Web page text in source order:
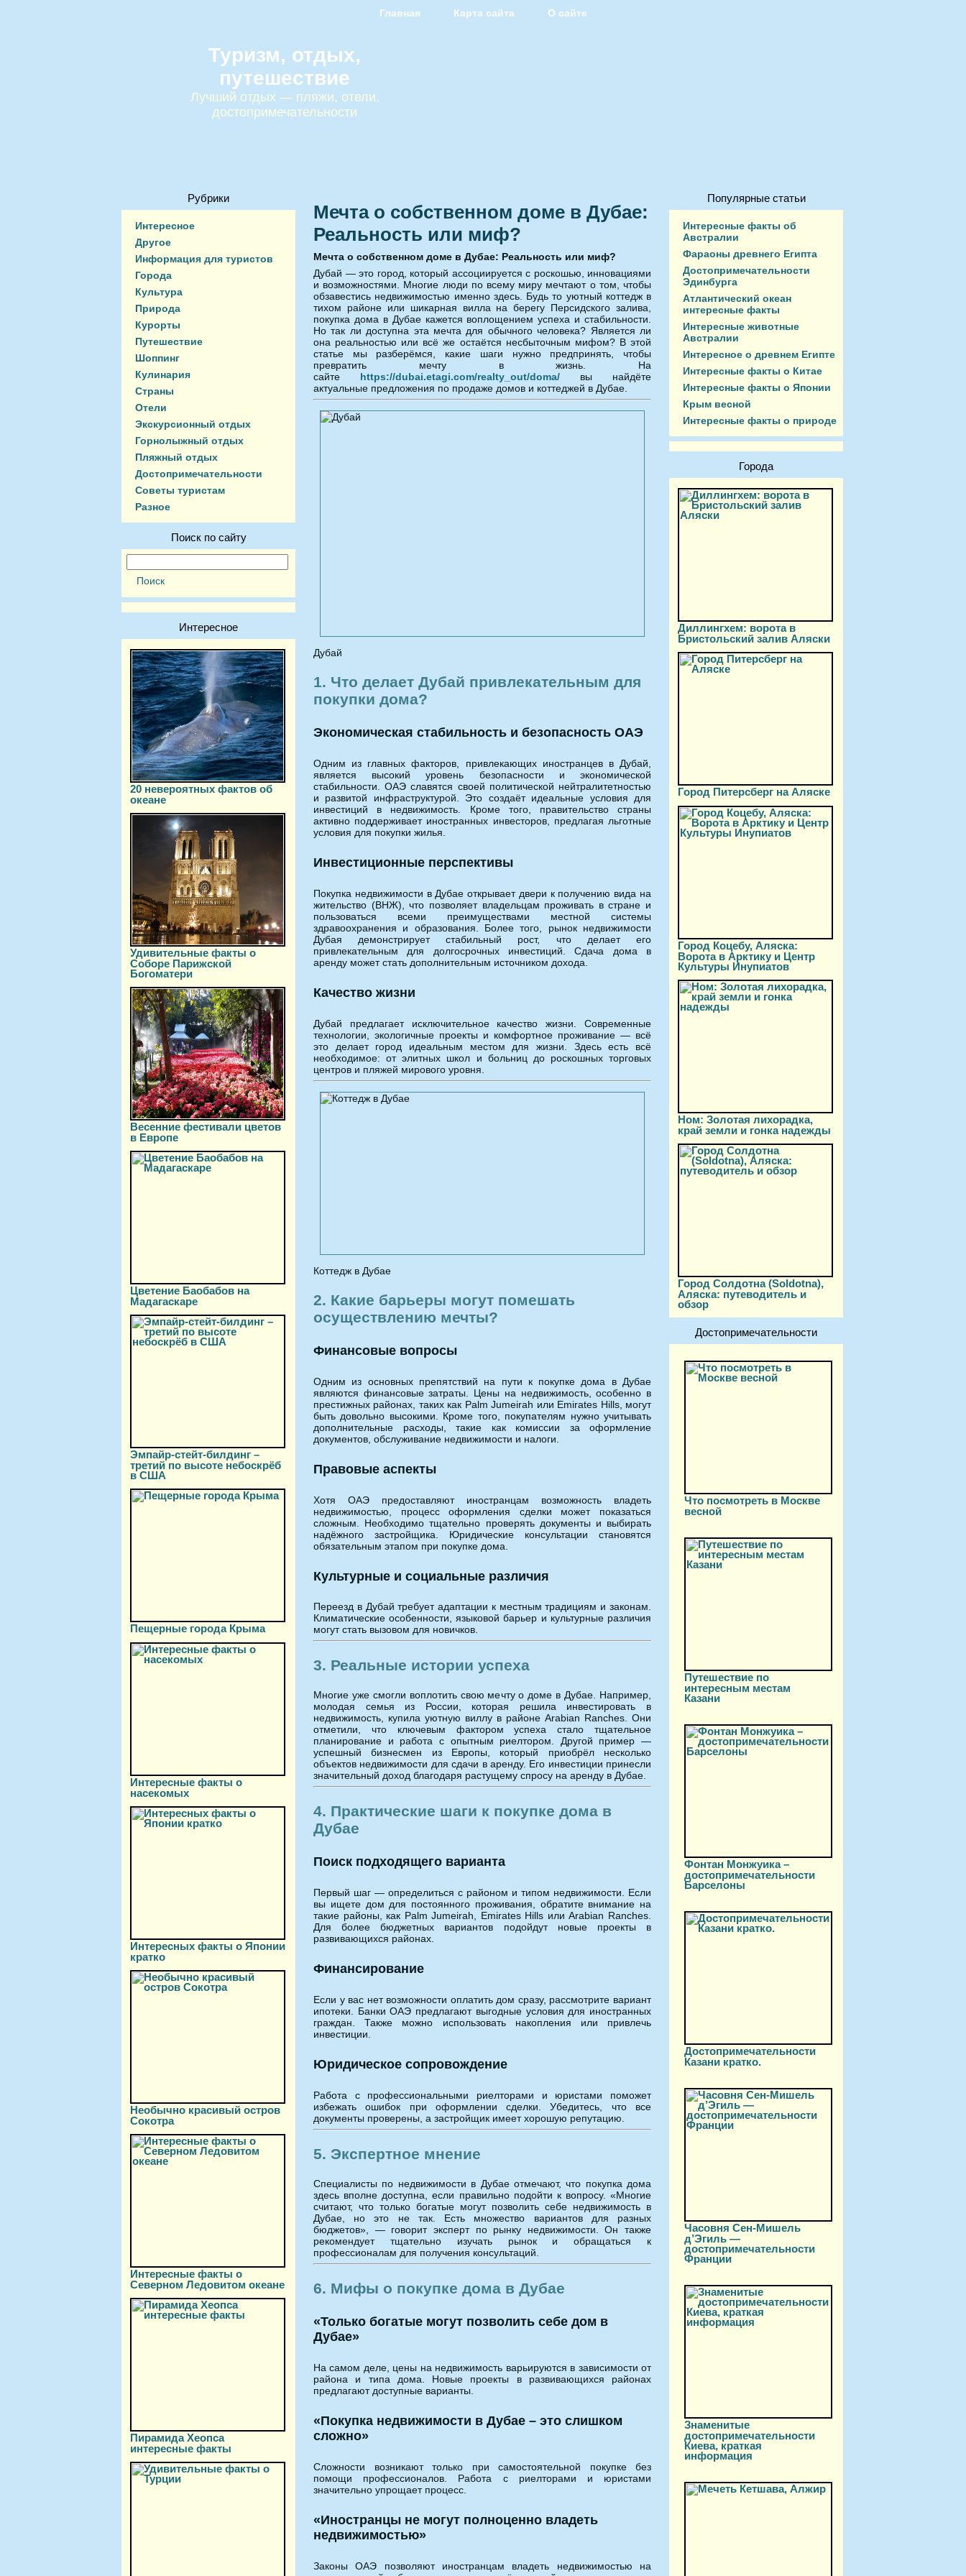
Главная Карта сайта О сайте
Туризм, отдых,
путешествие
Лучший отдых — пляжи, отели,
достопримечательности
Рубрики
Интересное
Другое
Информация для туристов
Города
Культура
Природа
Курорты
Путешествие
Шоппинг
Кулинария
Страны
Отели
Экскурсионный отдых
Горнолыжный отдых
Пляжный отдых
Достопримечательности
Советы туристам
Разное
Поиск по сайту
Интересное
20 невероятных фактов об
океане
Удивительные факты о
Соборе Парижской
Богоматери
Весенние фестивали цветов
в Европе
Цветение Баобабов на
Мадагаскаре
Эмпайр-стейт-билдинг –
третий по высоте небоскрёб
в США
Пещерные города Крыма
Интересные факты о
насекомых
Интересных факты о Японии
кратко
Необычно красивый остров
Сокотра
Интересные факты о
Северном Ледовитом океане
Пирамида Хеопса
интересные факты
Мечта о собственном доме в Дубае:
Реальность или миф?
Мечта о собственном доме в Дубае: Реальность или миф?
Дубай — это город, который ассоциируется с роскошью, инновациями
и возможностями. Многие люди по всему миру мечтают о том, чтобы
обзавестись недвижимостью именно здесь. Будь то уютный коттедж в
тихом районе или шикарная вилла на берегу Персидского залива,
покупка дома в Дубае кажется воплощением успеха и стабильности.
Но так ли доступна эта мечта для обычного человека? Является ли
она реальностью или всё же остаётся несбыточным мифом? В этой
статье мы разберёмся, какие шаги нужно предпринять, чтобы
превратить мечту в жизнь. На
сайте https://dubai.etagi.com/realty_out/doma/ вы найдёте
актуальные предложения по продаже домов и коттеджей в Дубае.
Дубай
1. Что делает Дубай привлекательным для
покупки дома?
Экономическая стабильность и безопасность ОАЭ
Одним из главных факторов, привлекающих иностранцев в Дубай,
является высокий уровень безопасности и экономической
стабильности. ОАЭ славятся своей политической нейтралитетностью
и развитой инфраструктурой. Это создаёт идеальные условия для
инвестиций в недвижимость. Кроме того, правительство страны
активно поддерживает иностранных инвесторов, предлагая льготные
условия для покупки жилья.
Инвестиционные перспективы
Покупка недвижимости в Дубае открывает двери к получению вида на
жительство (ВНЖ), что позволяет владельцам проживать в стране и
пользоваться всеми преимуществами местной системы
здравоохранения и образования. Более того, рынок недвижимости
Дубая демонстрирует стабильный рост, что делает его
привлекательным для долгосрочных инвестиций. Сдача дома в
аренду может стать дополнительным источником дохода.
Качество жизни
Дубай предлагает исключительное качество жизни. Современные
технологии, экологичные проекты и комфортное проживание — всё
это делает город идеальным местом для жизни. Здесь есть всё
необходимое: от элитных школ и больниц до роскошных торговых
центров и пляжей мирового уровня.
Коттедж в Дубае
2. Какие барьеры могут помешать
осуществлению мечты?
Финансовые вопросы
Одним из основных препятствий на пути к покупке дома в Дубае
являются финансовые затраты. Цены на недвижимость, особенно в
престижных районах, таких как Palm Jumeirah или Emirates Hills, могут
быть довольно высокими. Кроме того, покупателям нужно учитывать
дополнительные расходы, такие как комиссии за оформление
документов, обслуживание недвижимости и налоги.
Правовые аспекты
Хотя ОАЭ предоставляют иностранцам возможность владеть
недвижимостью, процесс оформления сделки может показаться
сложным. Необходимо тщательно проверять документы и выбирать
надёжного застройщика. Юридические консультации становятся
обязательным этапом при покупке дома.
Культурные и социальные различия
Переезд в Дубай требует адаптации к местным традициям и законам.
Климатические особенности, языковой барьер и культурные различия
могут стать вызовом для новичков.
3. Реальные истории успеха
Многие уже смогли воплотить свою мечту о доме в Дубае. Например,
молодая семья из России, которая решила инвестировать в
недвижимость, купила уютную виллу в районе Arabian Ranches. Они
отметили, что ключевым фактором успеха стало тщательное
планирование и работа с опытным риелтором. Другой пример —
успешный бизнесмен из Европы, который приобрёл несколько
объектов недвижимости для сдачи в аренду. Его инвестиции принесли
значительный доход благодаря растущему спросу на аренду в Дубае.
4. Практические шаги к покупке дома в
Дубае
Поиск подходящего варианта
Первый шаг — определиться с районом и типом недвижимости. Если
вы ищете дом для постоянного проживания, обратите внимание на
такие районы, как Palm Jumeirah, Emirates Hills или Arabian Ranches.
Для более бюджетных вариантов подойдут новые проекты в
развивающихся районах.
Финансирование
Если у вас нет возможности оплатить дом сразу, рассмотрите вариант
ипотеки. Банки ОАЭ предлагают выгодные условия для иностранных
граждан. Также можно использовать накопления или привлечь
инвестиции.
Юридическое сопровождение
Работа с профессиональными риелторами и юристами поможет
избежать ошибок при оформлении сделки. Убедитесь, что все
документы проверены, а застройщик имеет хорошую репутацию.
5. Экспертное мнение
Специалисты по недвижимости в Дубае отмечают, что покупка дома
здесь вполне доступна, если правильно подойти к вопросу. «Многие
считают, что только богатые могут позволить себе недвижимость в
Дубае, но это не так. Есть множество вариантов для разных
бюджетов», — говорит эксперт по рынку недвижимости. Он также
рекомендует тщательно изучать рынок и обращаться к
профессионалам для получения консультаций.
6. Мифы о покупке дома в Дубае
«Только богатые могут позволить себе дом в
Дубае»
На самом деле, цены на недвижимость варьируются в зависимости от
района и типа дома. Новые проекты в развивающихся районах
предлагают доступные варианты.
«Покупка недвижимости в Дубае – это слишком
сложно»
Сложности возникают только при самостоятельной покупке без
помощи профессионалов. Работа с риелторами и юристами
значительно упрощает процесс.
«Иностранцы не могут полноценно владеть
недвижимостью»
Законы ОАЭ позволяют иностранцам владеть недвижимостью на
Популярные статьи
Интересные факты об
Австралии
Фараоны древнего Египта
Достопримечательности
Эдинбурга
Атлантический океан
интересные факты
Интересные животные
Австралии
Интересное о древнем Египте
Интересные факты о Китае
Интересные факты о Японии
Крым весной
Интересные факты о природе
Города
Диллингхем: ворота в
Бристольский залив Аляски
Город Питерсберг на Аляске
Город Коцебу, Аляска:
Ворота в Арктику и Центр
Культуры Инупиатов
Ном: Золотая лихорадка,
край земли и гонка надежды
Город Солдотна (Soldotna),
Аляска: путеводитель и
обзор
Достопримечательности
Что посмотреть в Москве
весной
Путешествие по
интересным местам
Казани
Фонтан Монжуика –
достопримечательности
Барселоны
Достопримечательности
Казани кратко.
Часовня Сен-Мишель
д’Эгиль —
достопримечательности
Франции
Знаменитые
достопримечательности
Киева, краткая
информация